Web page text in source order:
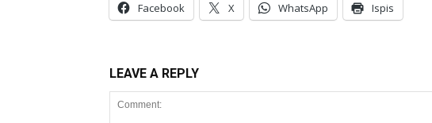
Facebook X WhatsApp Ispis
LEAVE A REPLY